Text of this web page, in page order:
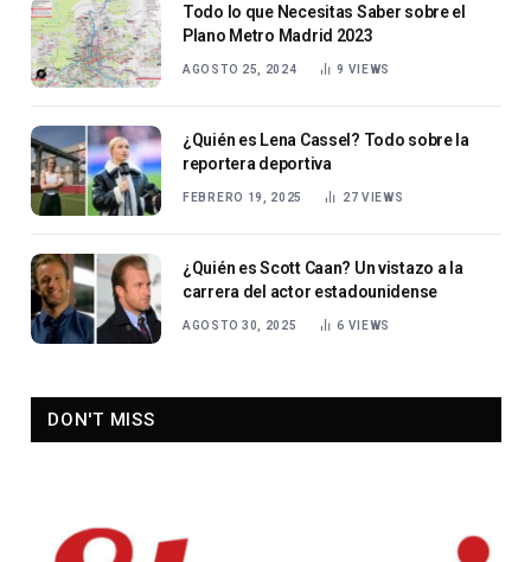
Todo lo que Necesitas Saber sobre el
Plano Metro Madrid 2023
AGOSTO 25, 2024 9 VIEWS
¿Quién es Lena Cassel? Todo sobre la
reportera deportiva
FEBRERO 19, 2025 27VIEWS
¿Quién es Scott Caan? Un vistazo a la
carrera del actor estadounidense
AGOSTO 30, 2025 6 VIEWS
DON'T MISS